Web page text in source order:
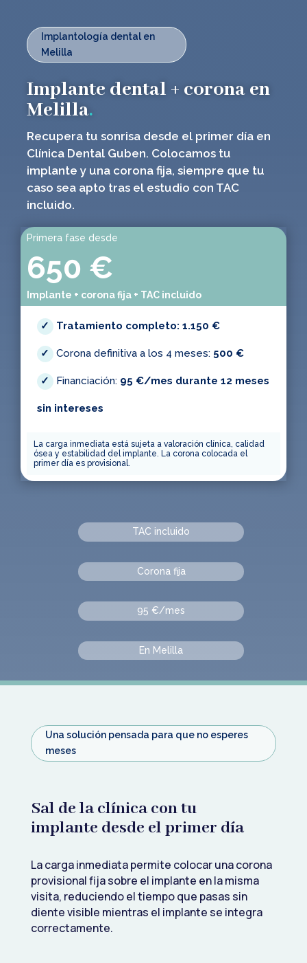
Implantología dental en
Melilla
Implante dental + corona en
Melilla.
Recupera tu sonrisa desde el primer día en
Clínica Dental Guben. Colocamos tu
implante y una corona fija, siempre que tu
caso sea apto tras el estudio con TAC
incluido.
Primera fase desde
650 €
Implante + corona fija + TAC incluido
Tratamiento completo: 1.150 €
Corona definitiva a los 4 meses: 500 €
Financiación: 95 €/mes durante 12 meses
sin intereses
La carga inmediata está sujeta a valoración clínica, calidad
ósea y estabilidad del implante. La corona colocada el
primer día es provisional.
TAC incluido
Corona fija
95 €/mes
En Melilla
Una solución pensada para que no esperes
meses
Sal de la clínica con tu
implante desde el primer día
La carga inmediata permite colocar una corona
provisional fija sobre el implante en la misma
visita, reduciendo el tiempo que pasas sin
diente visible mientras el implante se integra
correctamente.